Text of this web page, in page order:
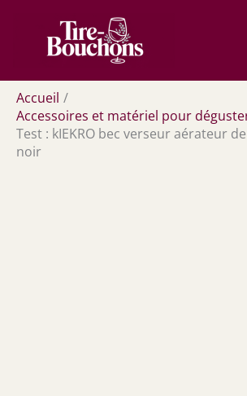
contenu
Accueil
Accessoires et matériel pour
Test : kIEKRO bec verseur aérateur
noir